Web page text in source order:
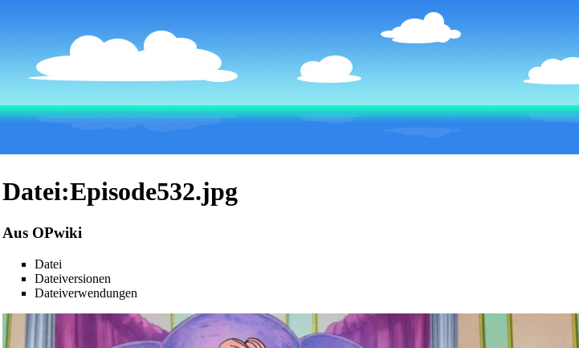
Datei:Episode532.jpg
Aus OPwiki
Datei
Dateiversionen
Dateiverwendungen